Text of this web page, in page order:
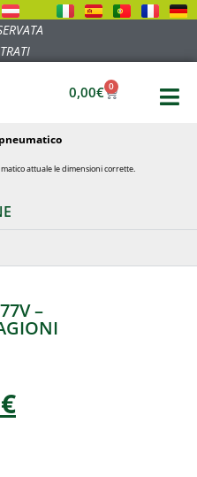
0,00€ 0
attuale le dimensioni corrette.
–